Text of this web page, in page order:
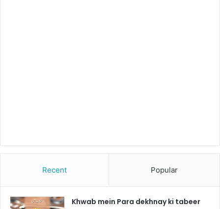
Recent Popular
Khwab mein Para dekhnay ki tabeer